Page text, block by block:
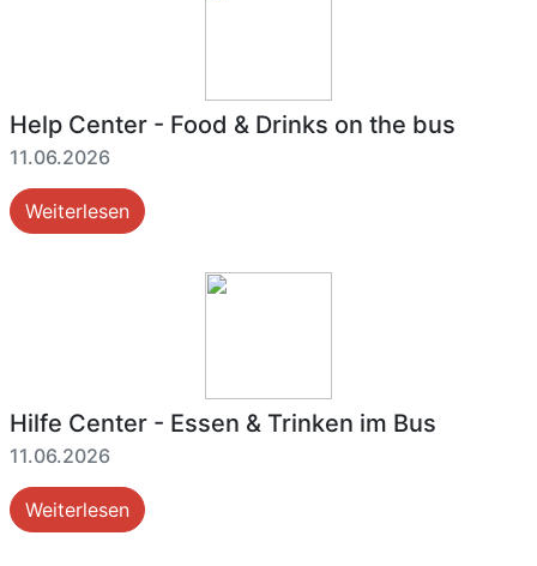
Help Center - Food & Drinks on the bus
11.06.2026
Weiterlesen
Hilfe Center - Essen & Trinken im Bus
11.06.2026
Weiterlesen